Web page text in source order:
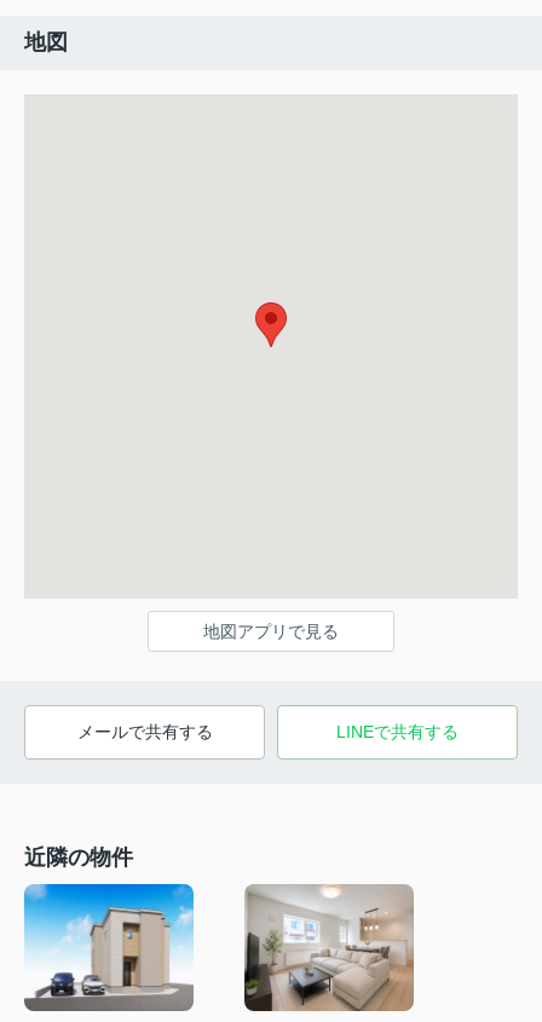
地図
地図アプリで見る
メールで共有する LINEで共有する
近隣の物件